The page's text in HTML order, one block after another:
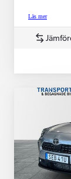
Läs mer